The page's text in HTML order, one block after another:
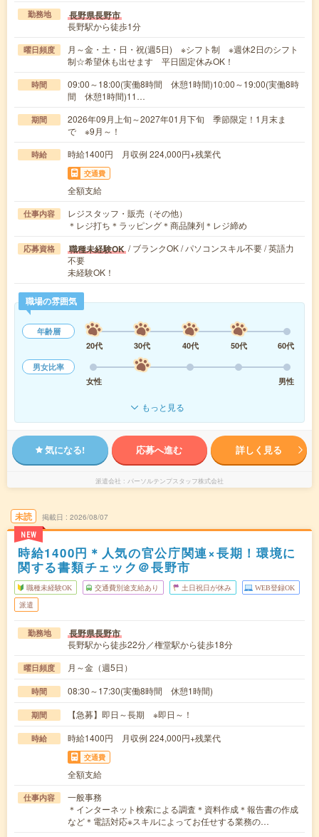
勤務地 長野県長野市
長野駅から徒歩1分
曜日頻度
月～金・土・日・祝(週5日) ※シフト制 ※週休2日のシフト
制☆希望休も出せます 平日固定休みOK！
時間
09:00～18:00(実働8時間 休憩1時間)10:00～19:00(実働8時
間 休憩1時間)11…
期間
2026年09月上旬～2027年01月下旬 季節限定！1月末ま
で ※9月～！
時給 時給1400円 月収例 224,000円+残業代
交通費
全額支給
仕事内容
レジスタッフ・販売（その他）
＊レジ打ち＊ラッピング＊商品陳列＊レジ締め
応募資格 職種未経験OK / ブランクOK / パソコンスキル不要 / 英語力
不要
未経験OK！
職場の雰囲気
年齢層
20代
30代 40代 50代
60代
男女比率
女性
男性
もっと見る
気になる! 応募へ進む 詳しく見る
派遣会社 パーソルテンプスタッフ株式会社
未読
NEW
掲載日 2026/08/07
時給1400円＊人気の官公庁関連×長期！環境に
関する書類チェック＠長野市
職種未経験OK 交通費別途支給あり 土日祝日が休み WEB登録OK
派遣
勤務地 長野県長野市
長野駅から徒歩22分／権堂駅から徒歩18分
曜日頻度 月～金（週5日）
時間 08:30～17:30(実働8時間 休憩1時間)
期間 【急募】即日～長期 ※即日～！
時給 時給1400円 月収例 224,000円+残業代
交通費
全額支給
仕事内容
一般事務
＊インターネット検索による調査＊資料作成＊報告書の作成
など＊電話対応※スキルによってお任せする業務の…